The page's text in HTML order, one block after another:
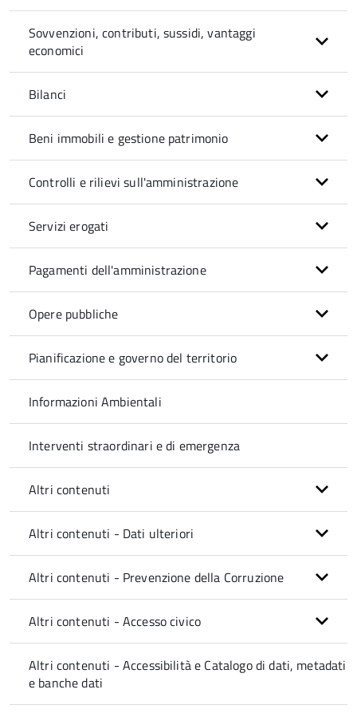
Sovvenzioni, contributi, sussidi, vantaggi
economici
Bilanci
Beni immobili e gestione patrimonio
Controlli e rilievi sull'amministrazione
Servizi erogati
Pagamenti dell'amministrazione
Opere pubbliche
Pianificazione e governo del territorio
Informazioni Ambientali
Interventi straordinari e di emergenza
Altri contenuti
Altri contenuti - Dati ulteriori
Altri contenuti - Prevenzione della Corruzione
Altri contenuti - Accesso civico
Altri contenuti - Accessibilità e Catalogo di dati, metadati
e banche dati